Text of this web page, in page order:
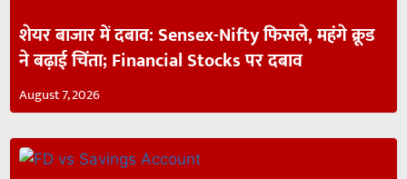
शेयर बाजार में दबाव: Sensex-Nifty फिसले, महंगे क्रूड
ने बढ़ाई चिंता; Financial Stocks पर दबाव
August 7, 2026